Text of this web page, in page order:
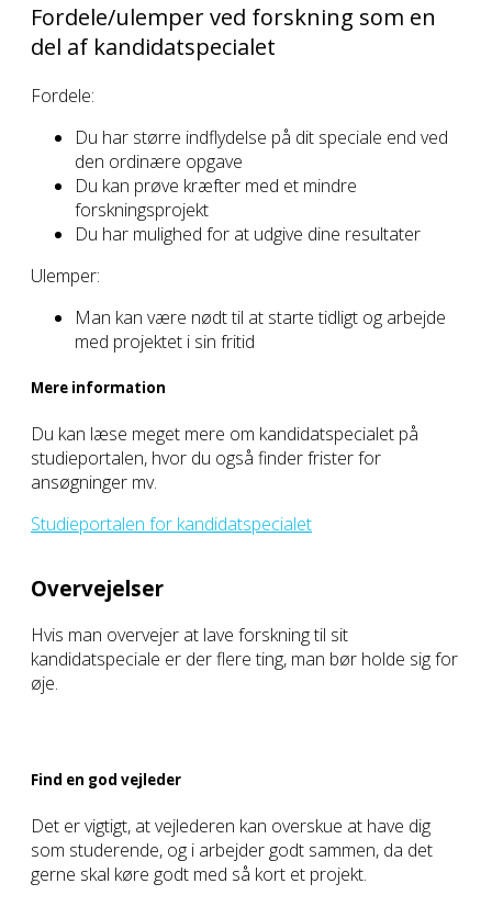
Fordele/ulemper ved forskning som en
del af kandidatspecialet
Fordele:
Du har større indflydelse på dit speciale end ved
den ordinære opgave
Du kan prøve kræfter med et mindre
forskningsprojekt
Du har mulighed for at udgive dine resultater
Ulemper:
Man kan være nødt til at starte tidligt og arbejde
med projektet i sin fritid
Mere information
Du kan læse meget mere om kandidatspecialet på
studieportalen, hvor du også finder frister for
ansøgninger mv.
Studieportalen for kandidatspecialet
Overvejelser
Hvis man overvejer at lave forskning til sit
kandidatspeciale er der flere ting, man bør holde sig for
øje.
Find en god vejleder
Det er vigtigt, at vejlederen kan overskue at have dig
som studerende, og i arbejder godt sammen, da det
gerne skal køre godt med så kort et projekt.